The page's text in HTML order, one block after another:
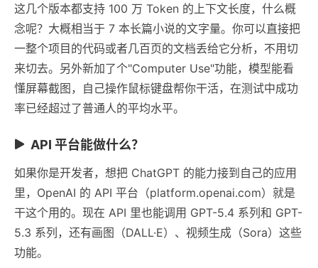
这几个版本都支持 100 万 Token 的上下文长度，什么概
念呢？大概相当于 7 本长篇小说的文字量。你可以直接把
一整个项目的代码或者几百页的文档丢给它分析，不用切
来切去。另外新加了个"Computer Use"功能，模型能看
懂屏幕截图，自己操作鼠标键盘帮你干活，在测试中成功
率已经超过了普通人的平均水平。
API 平台能做什么？
如果你是开发者，想把 ChatGPT 的能力接到自己的应用
里，OpenAI 的 API 平台（platform.openai.com）就是
干这个用的。现在 API 里也能调用 GPT-5.4 系列和 GPT-
5.3 系列，还有画图（DALL·E）、视频生成（Sora）这些
功能。